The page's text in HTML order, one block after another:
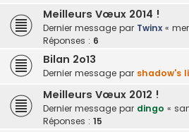
Meilleurs Vœux 2014 !
Dernier message par Twinx «
Réponses : 6
Bilan 2o13
Dernier message par shadow's
Meilleurs Vœux 2012 !
Dernier message par dingo «
Réponses : 15